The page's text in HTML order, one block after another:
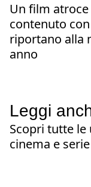
Un film
contenuto
riportano alla
anno
Leggi
Scopri tutte
cinema e serie